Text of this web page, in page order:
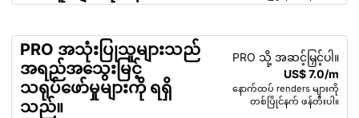
PRO အသုံးပြုသူများသည်
အရည်အသွေးမြင့်
သရုပ်ဖော်မှုများကို ရရှိ
သည်။
PRO သို့ အဆင့်မြှင့်ပါ။
US$ 7.0/m
နောက်ထပ် renders များကို
တစ်ပြိုင်နက် ဖန်တီးပါ။